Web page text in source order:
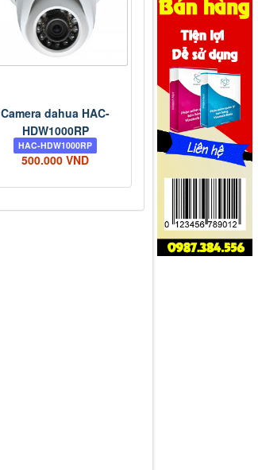
Camera dahua HAC-
HDW1000RP
HAC-HDW1000RP
500.000 VND